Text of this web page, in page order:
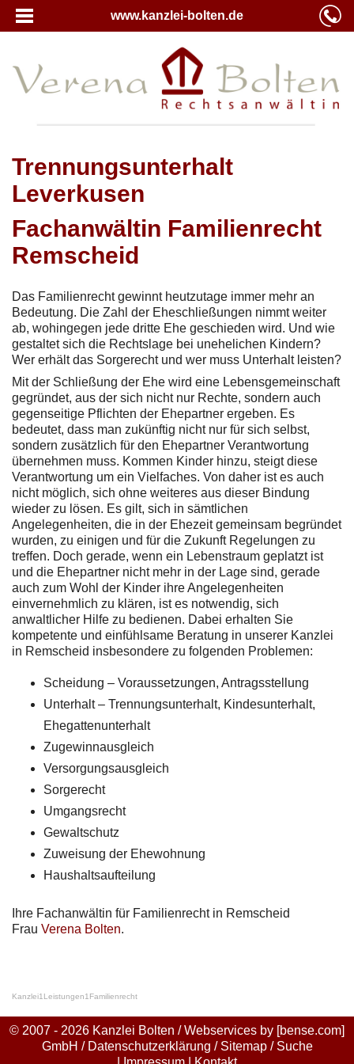
www.kanzlei-bolten.de
Trennungsunterhalt
Leverkusen
Fachanwältin Familienrecht
Remscheid
Das Familienrecht gewinnt heutzutage immer mehr an
Bedeutung. Die Zahl der Eheschließungen nimmt weiter
ab, wohingegen jede dritte Ehe geschieden wird. Und wie
gestaltet sich die Rechtslage bei unehelichen Kindern?
Wer erhält das Sorgerecht und wer muss Unterhalt leisten?
Mit der Schließung der Ehe wird eine Lebensgemeinschaft
gegründet, aus der sich nicht nur Rechte, sondern auch
gegenseitige Pflichten der Ehepartner ergeben. Es
bedeutet, dass man zukünftig nicht nur für sich selbst,
sondern zusätzlich für den Ehepartner Verantwortung
übernehmen muss. Kommen Kinder hinzu, steigt diese
Verantwortung um ein Vielfaches. Von daher ist es auch
nicht möglich, sich ohne weiteres aus dieser Bindung
wieder zu lösen. Es gilt, sich in sämtlichen
Angelegenheiten, die in der Ehezeit gemeinsam begründet
wurden, zu einigen und für die Zukunft Regelungen zu
treffen. Doch gerade, wenn ein Lebenstraum geplatzt ist
und die Ehepartner nicht mehr in der Lage sind, gerade
auch zum Wohl der Kinder ihre Angelegenheiten
einvernehmlich zu klären, ist es notwendig, sich
anwaltlicher Hilfe zu bedienen. Dabei erhalten Sie
kompetente und einfühlsame Beratung in unserer Kanzlei
in Remscheid insbesondere zu folgenden Problemen:
Scheidung – Voraussetzungen, Antragsstellung
Unterhalt – Trennungsunterhalt, Kindesunterhalt,
Ehegattenunterhalt
Zugewinnausgleich
Versorgungsausgleich
Sorgerecht
Umgangsrecht
Gewaltschutz
Zuweisung der Ehewohnung
Haushaltsaufteilung
Ihre Fachanwältin für Familienrecht in Remscheid
Frau Verena Bolten.
Kanzlei1 Leistungen1 Familienrecht
© 2007 - 2026 Kanzlei Bolten / Webservices by [bense.com]
GmbH / Datenschutzerklärung / Sitemap/ Suche